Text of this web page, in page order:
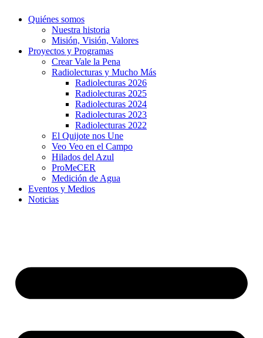
Quiénes somos
Nuestra historia
Misión, Visión, Valores
Proyectos y Programas
Crear Vale la Pena
Radiolecturas y Mucho Más
Radiolecturas 2026
Radiolecturas 2025
Radiolecturas 2024
Radiolecturas 2023
Radiolecturas 2022
El Quijote nos Une
Veo Veo en el Campo
Hilados del Azul
ProMeCER
Medición de Agua
Eventos y Medios
Noticias